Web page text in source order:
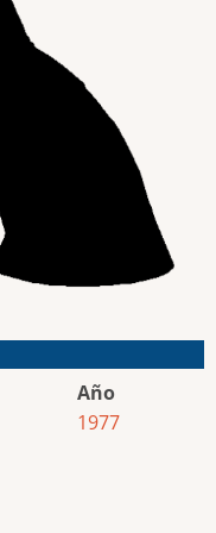
Año
1977